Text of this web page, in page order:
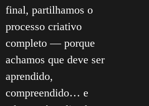
final, partilhamos o
processo criativo
completo — porque
achamos que deve ser
aprendido,
compreendido… e